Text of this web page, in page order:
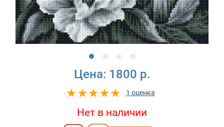
Цена: 1800 р.
1 оценка
Нет в наличии